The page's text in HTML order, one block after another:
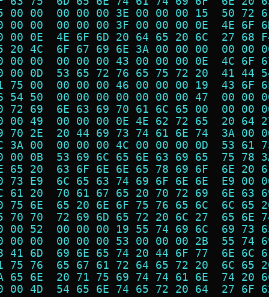
00 00  00 00 00 3E 00 00 00 15  50
00 00  00 00 00 3F 00 00 00 0E  4E
00 0E  4E 6F 6D 20 64 65 20 6C  27
20 4C  6F 67 69 6E 3A 00 00 00  00
00 00  00 00 00 43 00 00 00 0E  4C
00 0D  53 65 72 76 65 75 72 20  41
75 00  00 00 00 46 00 00 00 19  43
54 50  00 00 00 00 00 00 00 47  00
72 69  6E 63 69 70 61 6C 65 00  00
00 49  00 00 00 0E 4E 62 72 65  20
70 2E  20 44 69 73 74 61 6E 74  3A
3A 00  00 00 00 4C 00 00 00 0D  53
00 0B  53 69 6C 65 6E 63 69 65  75
65 20  63 6F 6E 6E 65 78 69 6F  6E
73 E9  6C 65 63 74 69 6F 6E 6E  E9
61 20  70 61 67 65 20 70 72 69  6E
75 6E  65 20 6E 6F 75 76 65 6C  6C
70 70  72 69 6D 65 72 20 6C 27  65
00 52  00 00 00 19 55 74 69 6C  69
00 00  00 00 00 53 00 00 00 2B  55
41 6D  69 6E 65 74 20 44 6F 77  6E
75 76  65 67 61 72 64 65 72 20  6C
65 6E  20 71 75 69 74 74 61 6E  74
00 4D  54 65 6E 74 65 72 20 64  27